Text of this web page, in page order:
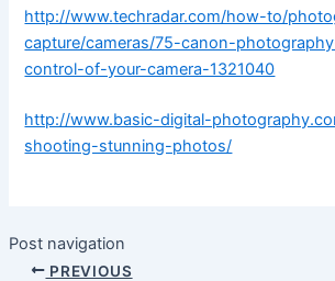
http://www.techradar.com/how-to/
capture/cameras/75-canon-
control-of-your-camera-1321040
http://www.basic-digital-
shooting-stunning-photos/
Post navigation
PREVIOUS